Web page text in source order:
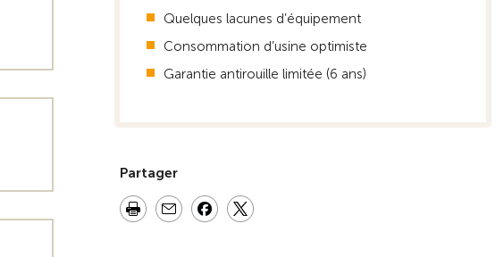
Quelques lacunes d’équipement
Consommation d’usine optimiste
Garantie antirouille limitée (6 ans)
Partager